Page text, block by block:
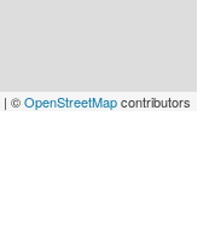
| ©OpenStreetMapcontributors